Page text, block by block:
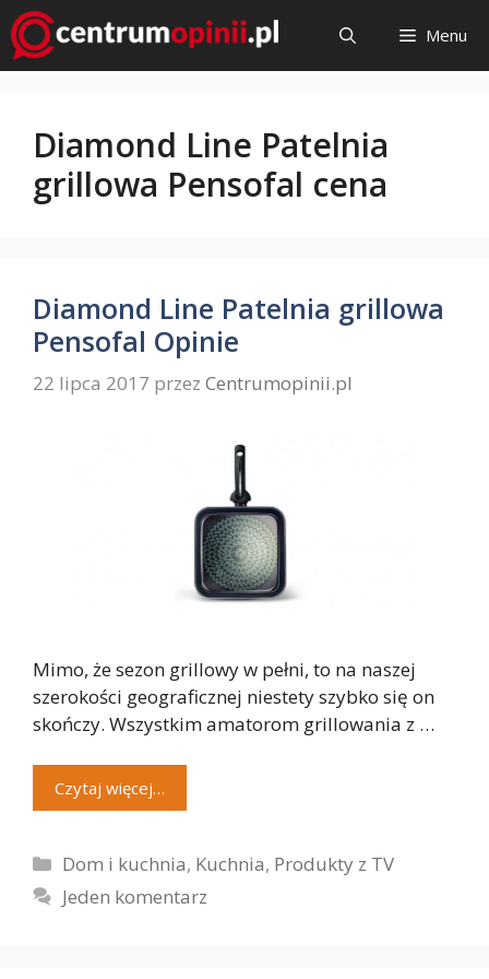
Przejdź
do
treści
Menu
Diamond Line Patelnia
grillowa Pensofal cena
Diamond Line Patelnia grillowa
Pensofal Opinie
22 lipca 2017 przez Centrumopinii.pl
Mimo, że sezon grillowy w pełni, to na naszej
szerokości geograficznej niestety szybko się on
skończy. Wszystkim amatorom grillowania z …
Czytaj więcej…
Kategorie
Dom i kuchnia, Kuchnia, Produkty z TV
Jeden komentarz